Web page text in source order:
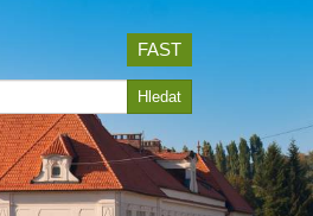
FAST
Hledat